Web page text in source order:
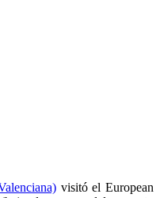
visitó el European